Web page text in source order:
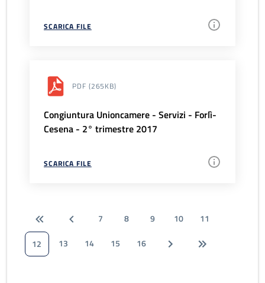
SCARICA FILE
PDF (265KB)
Congiuntura Unioncamere - Servizi - Forlì-
Cesena - 2° trimestre 2017
SCARICA FILE
7 8 9 10
11
12
13 14 15 16